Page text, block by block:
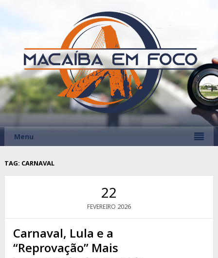
Menu
TAG: CARNAVAL
22
FEVEREIRO 2026
Carnaval, Lula e a
“Reprovação” Mais